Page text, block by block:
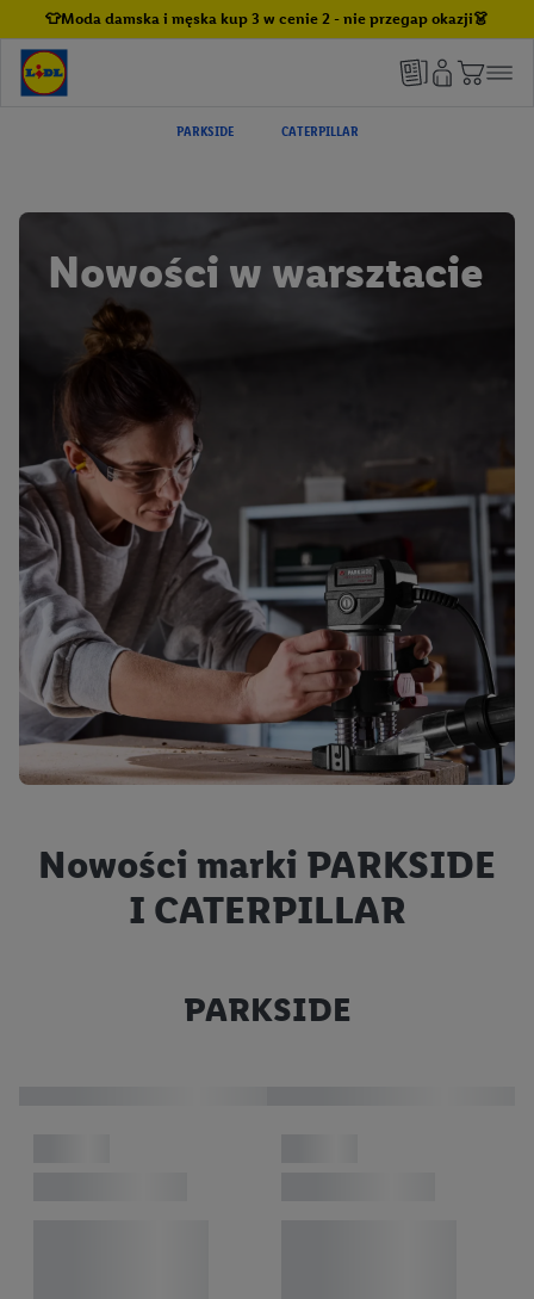
👕Moda damska i męska kup 3 w cenie 2 - nie przegap okazji👗
PARKSIDE CATERPILLAR
Nowości w warsztacie
Nowości marki PARKSIDE
I CATERPILLAR
PARKSIDE